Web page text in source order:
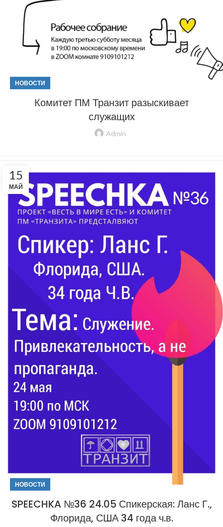
НОВОСТИ
Комитет ПМ Транзит разыскивает
служащих
Admin
15
МАЙ
НОВОСТИ
SPEECHKA №36 24.05 Спикерская: Ланс Г.,
Флорида, США 34 года ч.в.